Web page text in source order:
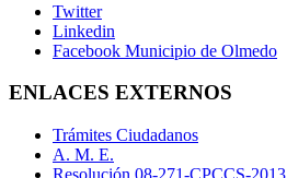
Twitter
Linkedin
Facebook Municipio de Olmedo
ENLACES EXTERNOS
Trámites Ciudadanos
A. M. E.
Resolución 08-271-CPCCS-2013